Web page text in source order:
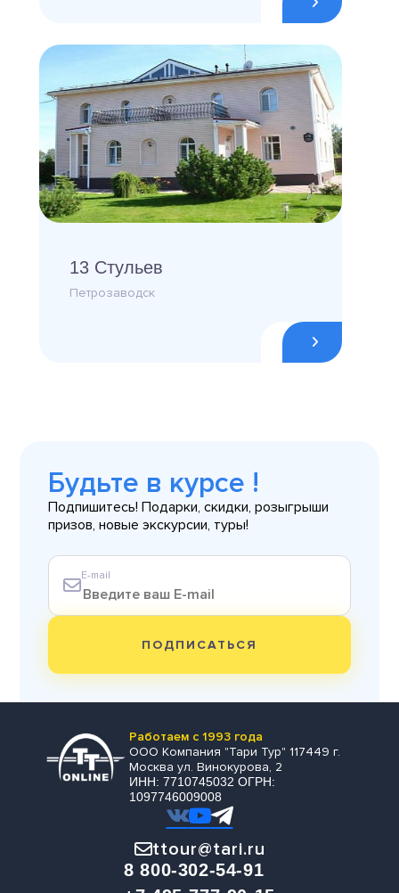
13 Стульев
Петрозаводск
Будьте в курсе !
Подпишитесь! Подарки, скидки, розыгрыши
призов, новые экскурсии, туры!
E-mail
ПОДПИСАТЬСЯ
Работаем с 1993 года
ООО Компания "Тари Тур" 117449 г.
Москва ул. Винокурова, 2
ИНН: 7710745032 ОГРН:
1097746009008
ttour@tari.ru
8 800-302-54-91